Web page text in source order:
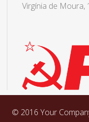
Virgínia de Moura,
© 2016 Your